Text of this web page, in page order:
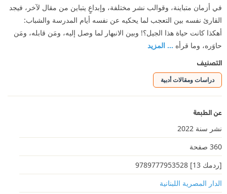
في أزمان متباينة، وقوالب نشر مختلفة، وإبداعٍ يتباين من مقال لآخر، فيجد
القارئ نفسه بين التعجب لما يحكيه عن نفسه أيام المدرسة والشباب:
أهكذا كانت حياة هذا الجيل؟! وبين الانبهار لما وصل إليه، ومَن قابله، ومَن
حاوَره، وما قرأه ... المزيد
التصنيف
دراسات ومقالات أدبية
عن الطبعة
نشر سنة 2022
360 صفحة
[ردمك 13] 9789777953528
الدار المصرية اللبنانية